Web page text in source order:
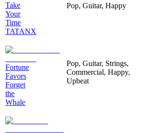
Take
Your
Time
TATANX
Pop, Guitar, Happy
Fortune
Favors
Forget
the
Whale
Pop, Guitar, Strings,
Commercial, Happy,
Upbeat